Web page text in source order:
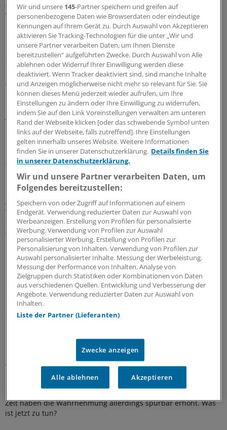
06.08.2026 | Kolumne „Hörsaalgeflüster“
Wenn Schweigen Leben kostet
In Deutschland stagniert die Zahl der Organspenden. An die
Einführung einer Widerspruchsregelung traut sich der
Bundestag bisher nicht heran. In den Augen der bvmd führt
daran kein Weg vorbei.
03.08.2026 |Modellstudiengang Humanmedizin
Unimedizin Lausitz: Im Oktober starten die
ersten Studenten
Vor fünf Jahren legte eine Expertenkommission ihre
Empfehlungen für eine neue Medizinische Universität in
Cottbus vor. Bald geht der Studienbetrieb los. Was ist geplant?
01.08.2026 | Konzepte gegen Ärzte- und Nachfolgermangel
Mit dem Blockpraktikum Lust auf den
Landarztberuf machen
Ärztlichen Nachwuchs aufs Land zu ziehen, ist nicht einfach.
Was Blockpraktika beitragen können und welche Aufgaben
dabei auf Praxen zukommen. Kollegen aus Thüringen geben
einen Einblick.
20.07.2026 | Karriere im Gesundheitswesen
Nebenberuflich promovieren: So klappt das mit
dem Doktortitel aus der Praxis heraus
Manche Ärztinnen und Ärzten entscheiden sich für eine
Promotion, wenn sie längst im Berufsleben stehen. Was bei
einer erfolgreichen Dissertation helfen kann und welche
Hauptstadtkongress
Übergriffiges Verhalten im Gesundheitswesen:
Täter und Struktur gehören in den Fokus
Sexuelles Fehlverhalten oder Machtmissbrauch in Klinik und
Zeit haben die Wahrnehmung allerdings spürbar erhöht. Was
ist jetzt zu tun?
Wir und unsere 145-Partner speichern und greifen auf
personenbezogene Daten wie Browserdaten oder eindeutige
Kennungen auf Ihrem Gerät zu. Durch Auswahl von Akzeptieren
aktivieren Sie Tracking-Technologien für die unter „Wir und
unsere Partner verarbeiten Daten, um Ihnen Dienste
bereitzustellen“ aufgeführten Zwecke. Durch Auswahl von Alle
ablehnen oder Widerruf Ihrer Einwilligung werden diese
deaktiviert. Wenn Tracker deaktiviert sind, sind manche Inhalte
und Anzeigen möglicherweise nicht mehr so relevant für Sie. Sie
können dieses Menü jederzeit wieder aufrufen, um Ihre
Einstellungen zu ändern oder Ihre Einwilligung zu widerrufen,
indem Sie auf den Link Voreinstellungen verwalten am unteren
Rand der Webseite klicken [oder das schwebende Symbol unten
links auf der Webseite, falls zutreffend]. Ihre Einstellungen
gelten innerhalb unseres Website. Weitere Informationen
finden Sie in unserer Datenschutzerklärung. Details finden Sie
in unserer Datenschutzerklärung.
Wir und unsere Partner verarbeiten Daten, um
Folgendes bereitzustellen:
Speichern von oder Zugriff auf Informationen auf einem
Endgerät. Verwendung reduzierter Daten zur Auswahl von
Werbeanzeigen. Erstellung von Profilen für personalisierte
Werbung. Verwendung von Profilen zur Auswahl
personalisierter Werbung. Erstellung von Profilen zur
Personalisierung von Inhalten. Verwendung von Profilen zur
Auswahl personalisierter Inhalte. Messung der Werbeleistung.
Messung der Performance von Inhalten. Analyse von
Zielgruppen durch Statistiken oder Kombinationen von Daten
aus verschiedenen Quellen. Entwicklung und Verbesserung der
Angebote. Verwendung reduzierter Daten zur Auswahl von
Inhalten.
Liste der Partner (Lieferanten)
Zwecke anzeigen
Alle ablehnen Akzeptieren